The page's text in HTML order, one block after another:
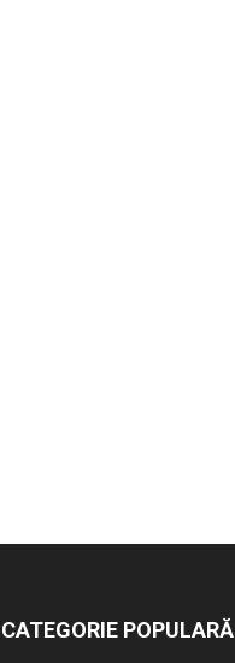
CATEGORIE POPULARĂ